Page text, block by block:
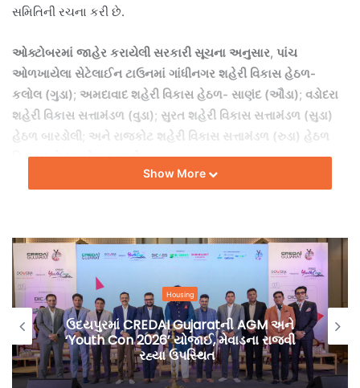
સમિતિની રચના કરી છે.
ઓક્ટોબરમાં જાહેર કરાયેલી સરકારી સૂચના અનુસાર, પાંચ
ઓળખાયેલા સેટેલાઈન ટાઉનમાં ગાંધીનગર શહેરી વિકાસ હેઠળ-
કલોલ (ગુડા); અમદાવાદ શહેરી વિકાસ હેઠળ- સાણંદ (ઔડા); વડોદરા
શહેરી વિકાસ સત્તામંડળ (વુડા); સુરત શહેરી વિકાસ સત્તામંડળ (સુડા)
હેઠળ બારડોલી ; અને રાજકોટ શહેરી વિકાસ સત્તામંડળ (રુડા) હેઠળ
હિરાસરનો સમાવેશ થાય છે.
Show More
Housing
ઉદયપુરમાં CREDAI Gujaratની AGM અને
‘Youth Con 2026’ યોજાઈ, મેવાડના રાજવી
રહ્યા ઉપસ્થિત